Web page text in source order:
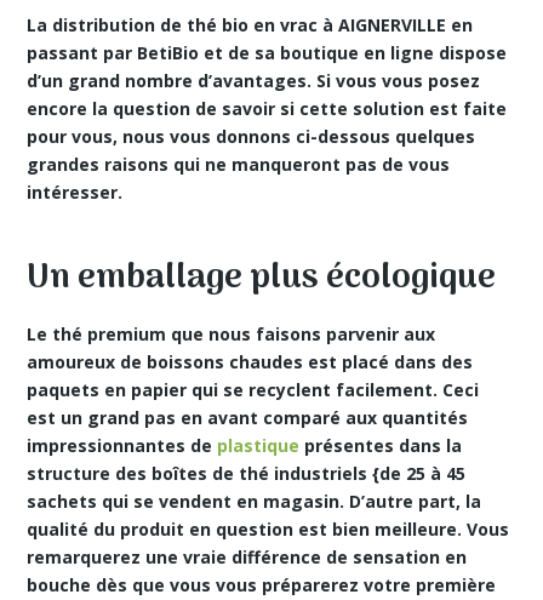
La distribution de thé bio en vrac à AIGNERVILLE en
passant par BetiBio et de sa boutique en ligne dispose
d’un grand nombre d’avantages. Si vous vous posez
encore la question de savoir si cette solution est faite
pour vous, nous vous donnons ci-dessous quelques
grandes raisons qui ne manqueront pas de vous
intéresser.
Un emballage plus écologique
Le thé premium que nous faisons parvenir aux
amoureux de boissons chaudes est placé dans des
paquets en papier qui se recyclent facilement. Ceci
est un grand pas en avant comparé aux quantités
impressionnantes de plastique présentes dans la
structure des boîtes de thé industriels {de 25 à 45
sachets qui se vendent en magasin. D’autre part, la
qualité du produit en question est bien meilleure. Vous
remarquerez une vraie différence de sensation en
bouche dès que vous vous préparerez votre première